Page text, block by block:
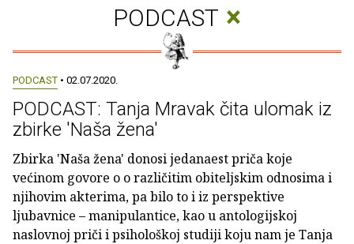
PODCAST ×
PODCAST • 02.07.2020.
PODCAST: Tanja Mravak čita ulomak iz
zbirke 'Naša žena'
Zbirka 'Naša žena' donosi jedanaest priča koje
većinom govore o o različitim obiteljskim odnosima i
njihovim akterima, pa bilo to i iz perspektive
ljubavnice – manipulantice, kao u antologijskoj
naslovnoj priči i psihološkoj studiji koju nam je Tanja